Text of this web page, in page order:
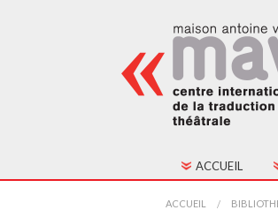
ACCUEIL
ACCUEIL